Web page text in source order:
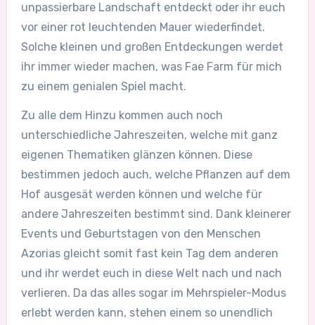
unpassierbare Landschaft entdeckt oder ihr euch
vor einer rot leuchtenden Mauer wiederfindet.
Solche kleinen und großen Entdeckungen werdet
ihr immer wieder machen, was Fae Farm für mich
zu einem genialen Spiel macht.
Zu alle dem Hinzu kommen auch noch
unterschiedliche Jahreszeiten, welche mit ganz
eigenen Thematiken glänzen können. Diese
bestimmen jedoch auch, welche Pflanzen auf dem
Hof ausgesät werden können und welche für
andere Jahreszeiten bestimmt sind. Dank kleinerer
Events und Geburtstagen von den Menschen
Azorias gleicht somit fast kein Tag dem anderen
und ihr werdet euch in diese Welt nach und nach
verlieren. Da das alles sogar im Mehrspieler-Modus
erlebt werden kann, stehen einem so unendlich